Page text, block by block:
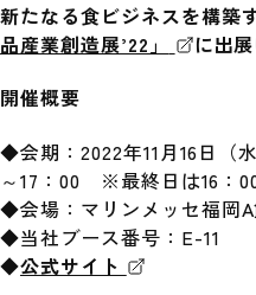
新たなる食ビジネスを構築
品産業創造展’22」
に出
開催概要
◆会期：2022年11月16日（
～17：00 ※最終日は16：
◆会場：マリンメッセ福岡
◆当社ブース番号：E-11
◆公式サイト